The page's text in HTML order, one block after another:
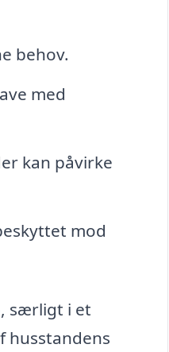
behov.
med
kan påvirke
mod
særligt i et
husstandens